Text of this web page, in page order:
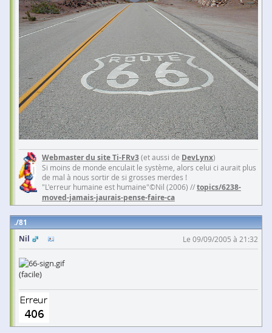
Webmaster du site Ti-FRv3(et aussi de DevLynx)
Si moins de monde enculait le système, alors celui ci aurait plus
de mal à nous sortir de si grosses merdes !
"L'erreur humaine est humaine"©Nil (2006) //topics/6238-
moved-jamais-jaurais-pense-faire-ca
81
Nil
Le 09/09/2005 à 21:32
(facile)